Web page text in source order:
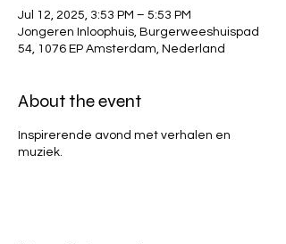
Jul 12, 2025, 3:53 PM – 5:53 PM
Jongeren Inloophuis, Burgerweeshuispad
54, 1076 EP Amsterdam, Nederland
About the event
Inspirerende avond met verhalen en
muziek.